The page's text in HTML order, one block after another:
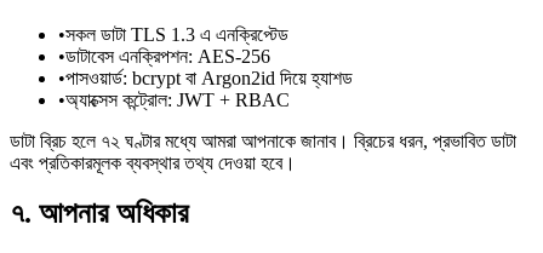
•সকল ডাটা TLS 1.3 এ এনক্রিপ্টেড
•ডাটাবেস এনক্রিপশন: AES-256
•পাসওয়ার্ড: bcrypt বা Argon2id দিয়ে হ্যাশড
•অ্যাক্সেস কন্ট্রোল: JWT + RBAC
ডাটা ব্রিচ হলে ৭২ ঘণ্টার মধ্যে আমরা আপনাকে জানাব। ব্রিচের ধরন, প্রভাবিত ডাটা
এবং প্রতিকারমূলক ব্যবস্থার তথ্য দেওয়া হবে।
৭. আপনার অধিকার